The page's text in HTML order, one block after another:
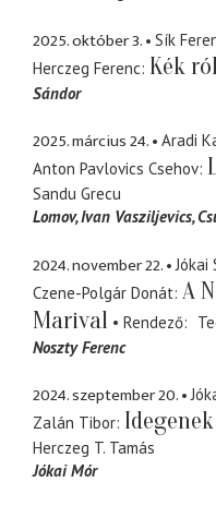
2025. október 3.
Sík
Herczeg Ferenc Kék
Sándor
2025. március 24.
Aradi
Anton Pavlovics Csehov
Sandu Grecu
Lomov Ivan Vasziljevics,
2024. november 22.
Jókai
Czene-Polgár Donát A
Marival
Rendező
Noszty Ferenc
2024. szeptember 20.
Zalán Tibor
Herczeg T. Tamás
Jókai Mór